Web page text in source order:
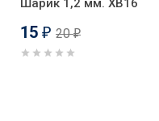
Шарик 1,2 мм. XB16
15 ₽ 20₽